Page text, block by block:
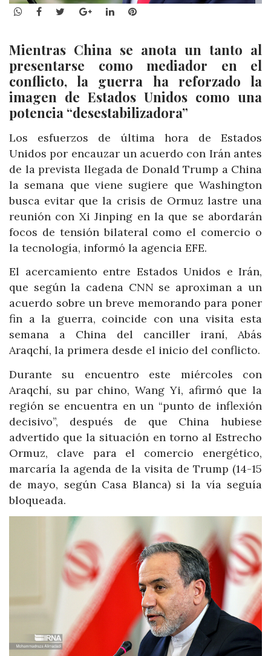
WhatsApp
Facebook
TwitterGoogle+LinkedInPinterest
Mientras China se anota un tanto al
presentarse como mediador en el
conflicto, la guerra ha reforzado la
imagen de Estados Unidos como una
potencia “desestabilizadora”
Los esfuerzos de última hora de Estados
Unidos por encauzar un acuerdo con Irán antes
de la prevista llegada de Donald Trump a China
la semana que viene sugiere que Washington
busca evitar que la crisis de Ormuz lastre una
reunión con Xi Jinping en la que se abordarán
focos de tensión bilateral como el comercio o
la tecnología, informó la agencia EFE.
El acercamiento entre Estados Unidos e Irán,
que según la cadena CNN se aproximan a un
acuerdo sobre un breve memorando para poner
fin a la guerra, coincide con una visita esta
semana a China del canciller iraní, Abás
Araqchí, la primera desde el inicio del conflicto.
Durante su encuentro este miércoles con
Araqchí, su par chino, Wang Yi, afirmó que la
región se encuentra en un “punto de inflexión
decisivo”, después de que China hubiese
advertido que la situación en torno al Estrecho
Ormuz, clave para el comercio energético,
marcaría la agenda de la visita de Trump (14-15
de mayo, según Casa Blanca) si la vía seguía
bloqueada.